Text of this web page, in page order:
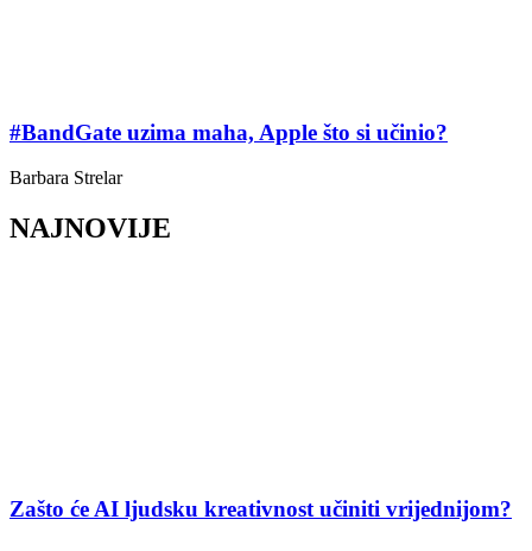
#BandGate uzima maha, Apple što si učinio?
Barbara Strelar
NAJNOVIJE
Zašto će AI ljudsku kreativnost učiniti vrijednijom?